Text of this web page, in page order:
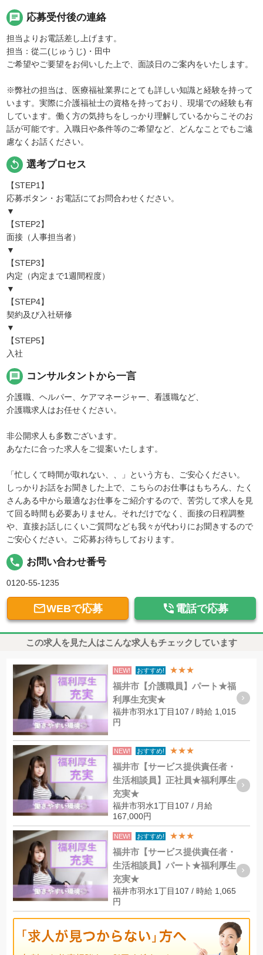
chat 応募受付後の連絡
担当よりお電話差し上げます。
担当：從二(じゅうじ)・田中
ご希望やご要望をお伺いした上で、面談日のご案内をいたします。
※弊社の担当は、医療福祉業界にとても詳しい知識と経験を持って
います。実際に介護福祉士の資格を持っており、現場での経験も有
しています。働く方の気持ちをしっかり理解しているからこそのお
話が可能です。入職日や条件等のご希望など、どんなことでもご遠
慮なくお話ください。
replay 選考プロセス
【STEP1】
応募ボタン・お電話にてお問合わせください。
▼
【STEP2】
面接（人事担当者）
▼
【STEP3】
内定（内定まで1週間程度）
▼
【STEP4】
契約及び入社研修
▼
【STEP5】
入社
message コンサルタントから一言
介護職、ヘルパー、ケアマネージャー、看護職など、
介護職求人はお任せください。
非公開求人も多数ございます。
あなたに合った求人をご提案いたします。
「忙しくて時間が取れない、、」という方も、ご安心ください。
しっかりお話をお聞きした上で、こちらのお仕事はもちろん、たく
さんある中から最適なお仕事をご紹介するので、苦労して求人を見
て回る時間も必要ありません。それだけでなく、面接の日程調整
や、直接お話しにくいご質問なども我々が代わりにお聞きするので
ご安心ください。ご応募お待ちしております。
local_phone お問い合わせ番号
0120-55-1235
WEBで応募  電話で応募
この求人を見た人はこんな求人もチェックしています
NEW! おすすめ! ★★★
福井市【介護職員】パート★福
利厚生充実★
福井市羽水1丁目107 / 時給 1,015
円
NEW! おすすめ! ★★★
福井市【サービス提供責任者・
生活相談員】正社員★福利厚生
充実★
福井市羽水1丁目107 / 月給
167,000円
NEW! おすすめ! ★★★
福井市【サービス提供責任者・
生活相談員】パート★福利厚生
充実★
福井市羽水1丁目107 / 時給 1,065
円